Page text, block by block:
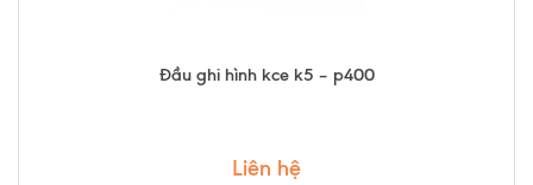
Đầu ghi hình kce k5 – p400
Liên hệ